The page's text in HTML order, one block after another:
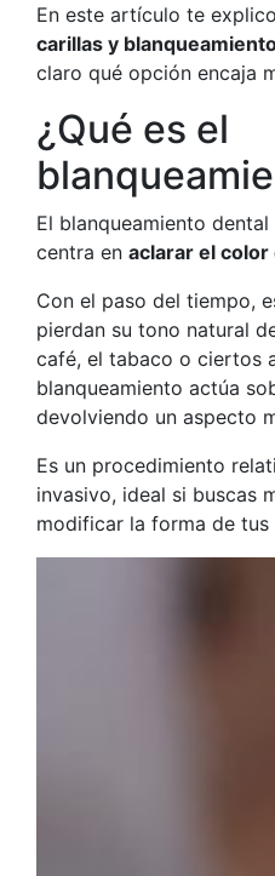
En este artículo te explico
carillas y
claro qué opción encaja
¿Qué es el
El blanqueamiento
centra en aclarar el
Con el paso del tiempo,
pierdan su tono natural
café, el tabaco o ciertos
blanqueamiento actúa
devolviendo un aspecto
Es un procedimiento
invasivo, ideal si buscas
modificar la forma de tus